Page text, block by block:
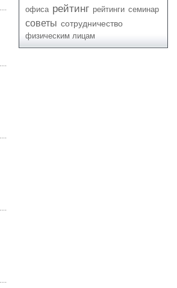
офиса рейтинг рейтинги семинар
советы сотрудничество
физическим лицам